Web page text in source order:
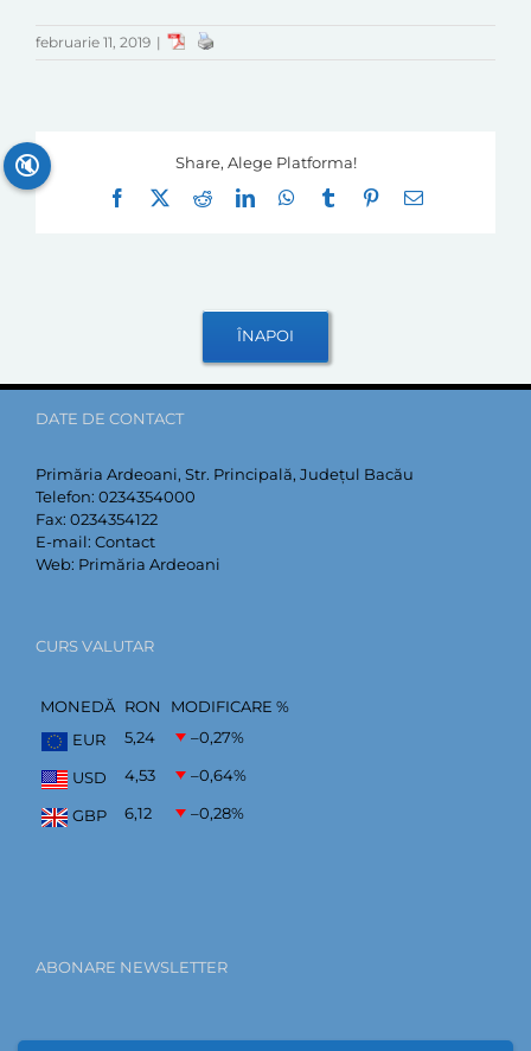
februarie 11, 2019 |
Share, Alege Platforma!
Facebook
RedditLinkedInWhatsApp
Tumblr Pinterest
E-
DATE DE CONTACT
Primăria Ardeoani, Str. Principală, Județul Bacău
Telefon: 0234354000
Fax: 0234354122
E-mail: Contact
Web: Primăria Ardeoani
CURS VALUTAR
MONEDĂ RON
MODIFICARE %
EUR
5,24 –0,27%
USD 4,53 –0,64%
GBP 6,12 –0,28%
ABONARE NEWSLETTER
🔇